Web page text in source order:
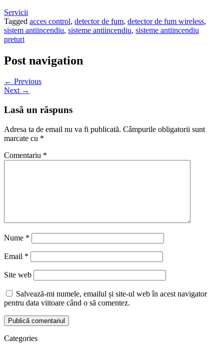
Servicii
Tagged acces control, detector de fum, detector de fum wireless,
sistem antiincendiu, sisteme antiincendiu, sisteme antiincendiu
preturi
Post navigation
← Previous
Next →
Lasă un răspuns
Adresa ta de email nu va fi publicată. Câmpurile obligatorii sunt
marcate cu *
Comentariu *
Nume *
Email *
Site web
Salvează-mi numele, emailul și site-ul web în acest navigator
pentru data viitoare când o să comentez.
Categories